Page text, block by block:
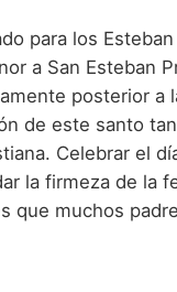
para los
a San Esteban
posterior a
de este santo
Celebrar el
la firmeza de la
que muchos